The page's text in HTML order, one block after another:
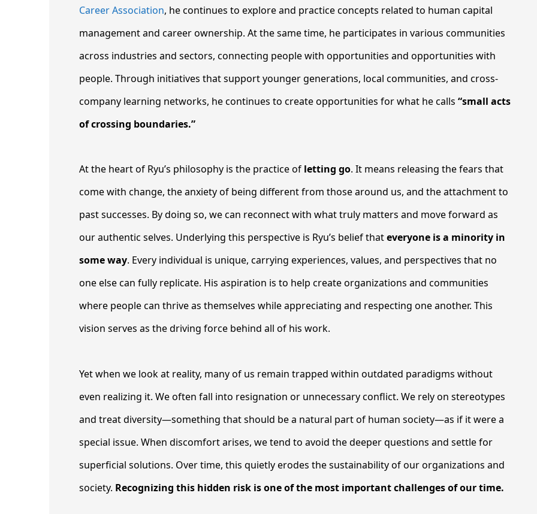
Career Association, he continues to explore and practice concepts related to human capital
management and career ownership. At the same time, he participates in various communities
across industries and sectors, connecting people with opportunities and opportunities with
people. Through initiatives that support younger generations, local communities, and cross-
company learning networks, he continues to create opportunities for what he calls “small acts
of crossing boundaries.”
At the heart of Ryu’s philosophy is the practice of letting go. It means releasing the fears that
come with change, the anxiety of being different from those around us, and the attachment to
past successes. By doing so, we can reconnect with what truly matters and move forward as
our authentic selves. Underlying this perspective is Ryu’s belief thateveryone is a minority in
some way. Every individual is unique, carrying experiences, values, and perspectives that no
one else can fully replicate. His aspiration is to help create organizations and communities
where people can thrive as themselves while appreciating and respecting one another. This
vision serves as the driving force behind all of his work.
Yet when we look at reality, many of us remain trapped within outdated paradigms without
even realizing it. We often fall into resignation or unnecessary conflict. We rely on stereotypes
and treat diversity—something that should be a natural part of human society—as if it were a
special issue. When discomfort arises, we tend to avoid the deeper questions and settle for
superficial solutions. Over time, this quietly erodes the sustainability of our organizations and
society. Recognizing this hidden risk is one of the most important challenges of our time.